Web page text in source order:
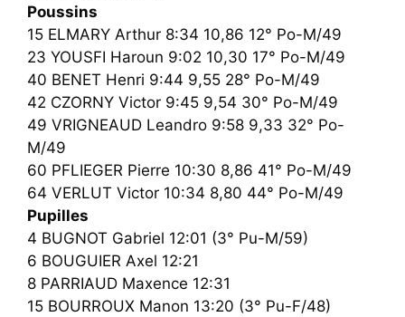
Poussins
15 ELMARY Arthur 8:34 10,86 12° Po-M/49
23 YOUSFI Haroun 9:02 10,30 17° Po-M/49
40 BENET Henri 9:44 9,55 28° Po-M/49
42 CZORNY Victor 9:45 9,54 30° Po-M/49
49 VRIGNEAUD Leandro 9:58 9,33 32° Po-
M/49
60 PFLIEGER Pierre 10:30 8,86 41° Po-M/49
64 VERLUT Victor 10:34 8,80 44° Po-M/49
Pupilles
4 BUGNOT Gabriel 12:01 (3° Pu-M/59)
6 BOUGUIER Axel 12:21
8 PARRIAUD Maxence 12:31
15 BOURROUX Manon 13:20 (3° Pu-F/48)